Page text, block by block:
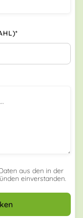
aus den in der
einverstanden.